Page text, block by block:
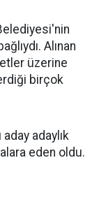
Alınan
üzerine
birçok
aday adaylık
eden oldu.